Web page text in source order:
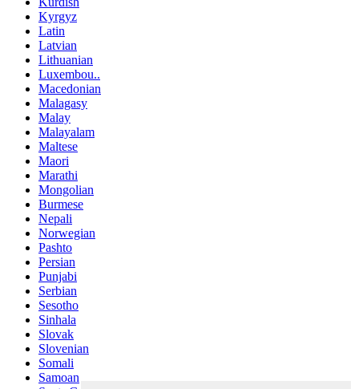
Kyrgyz
Latin
Latvian
Lithuanian
Luxembou..
Macedonian
Malagasy
Malay
Malayalam
Maltese
Maori
Marathi
Mongolian
Burmese
Nepali
Norwegian
Pashto
Persian
Punjabi
Serbian
Sesotho
Sinhala
Slovak
Slovenian
Somali
Samoan